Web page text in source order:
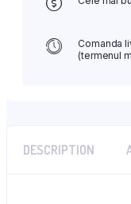
Comanda
(termenul
DESCRIPTION